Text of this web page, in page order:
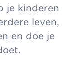
je kinderen
leven,
en doe je